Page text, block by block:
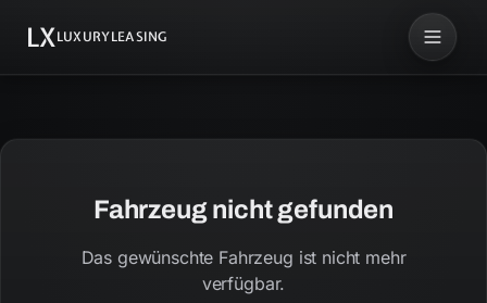
LXLUXURYLEASING
Fahrzeug nicht gefunden
Das gewünschte Fahrzeug ist nicht mehr
verfügbar.